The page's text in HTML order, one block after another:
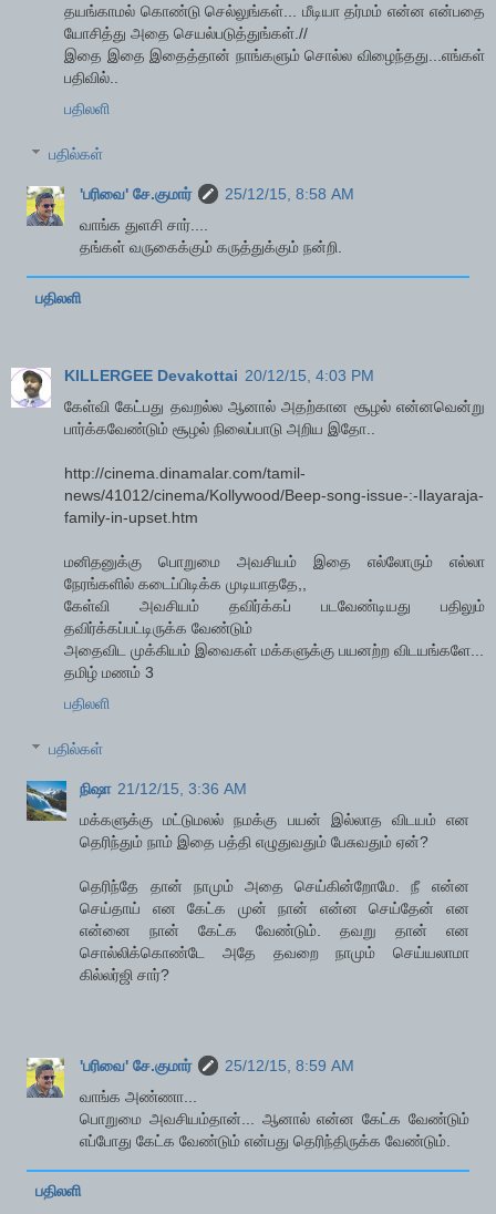
தயங்காமல் கொண்டு செல்லுங்கள்... மீடியா தர்மம் என்ன என்பதை
யோசித்து அதை செயல்படுத்துங்கள்.//
இதை இதை இதைத்தான் நாங்களும் சொல்ல விழைந்தது...எங்கள்
பதிவில்..
பதிலளி
பதில்கள்
'பரிவை' சே.குமார்
25/12/15, 8:58 AM
வாங்க துளசி சார்....
தங்கள் வருகைக்கும் கருத்துக்கும் நன்றி.
பதிலளி
KILLERGEE Devakottai 20/12/15, 4:03 PM
கேள்வி கேட்பது தவறல்ல ஆனால் அதற்கான சூழல் என்னவென்று
பார்க்கவேண்டும் சூழல் நிலைப்பாடு அறிய இதோ..
http://cinema.dinamalar.com/tamil-
news/41012/cinema/Kollywood/Beep-song-issue-:-Ilayaraja-
family-in-upset.htm
மனிதனுக்கு பொறுமை அவசியம் இதை எல்லோரும் எல்லா
நேரங்களில் கடைப்பிடிக்க முடியாததே,,
கேள்வி அவசியம் தவிர்க்கப் படவேண்டியது பதிலும்
தவிர்க்கப்பட்டிருக்க வேண்டும்
அதைவிட முக்கியம் இவைகள் மக்களுக்கு பயனற்ற விடயங்களே...
தமிழ் மணம் 3
பதிலளி
பதில்கள்
நிஷா 21/12/15, 3:36 AM
மக்களுக்கு மட்டுமலல் நமக்கு பயன் இல்லாத விடயம் என
தெரிந்தும் நாம் இதை பத்தி எழுதுவதும் பேசுவதும் ஏன்?
தெரிந்தே தான் நாமும் அதை செய்கின்றோமே. நீ என்ன
செய்தாய் என கேட்க முன் நான் என்ன செய்தேன் என
என்னை நான் கேட்க வேண்டும். தவறு தான் என
சொல்லிக்கொண்டே அதே தவறை நாமும் செய்யலாமா
கில்லர்ஜி சார்?
'பரிவை' சே.குமார்
25/12/15, 8:59 AM
வாங்க அண்ணா...
பொறுமை அவசியம்தான்... ஆனால் என்ன கேட்க வேண்டும்
எப்போது கேட்க வேண்டும் என்பது தெரிந்திருக்க வேண்டும்.
பதிலளி